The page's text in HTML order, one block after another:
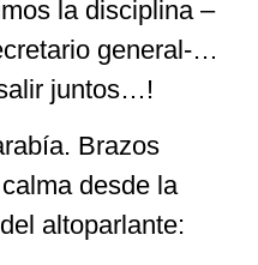
la disciplina –
general-…
juntos…!
Brazos
desde la
altoparlante: